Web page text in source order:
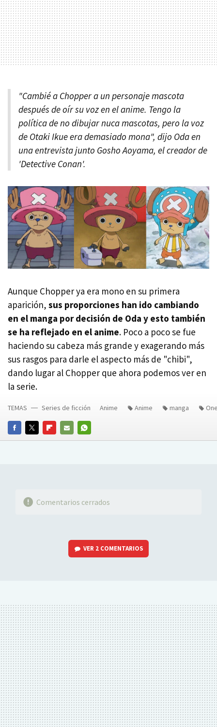
"Cambié a Chopper a un personaje mascota
después de oír su voz en el anime. Tengo la
política de no dibujar nuca mascotas, pero la voz
de Otaki Ikue era demasiado mona", dijo Oda en
una entrevista junto Gosho Aoyama, el creador de
'Detective Conan'.
Aunque Chopper ya era mono en su primera
aparición, sus proporciones han ido cambiando
en el manga por decisión de Oda y esto también
se ha reflejado en el anime. Poco a poco se fue
haciendo su cabeza más grande y exagerando más
sus rasgos para darle el aspecto más de "chibi",
dando lugar al Chopper que ahora podemos ver en
la serie.
FACEBOOKTWITTERFLIPBOARD
E-
WHATSAPP
TEMAS Series de ficción Anime Anime manga
Comentarios cerrados
VER 2 COMENTARIOS